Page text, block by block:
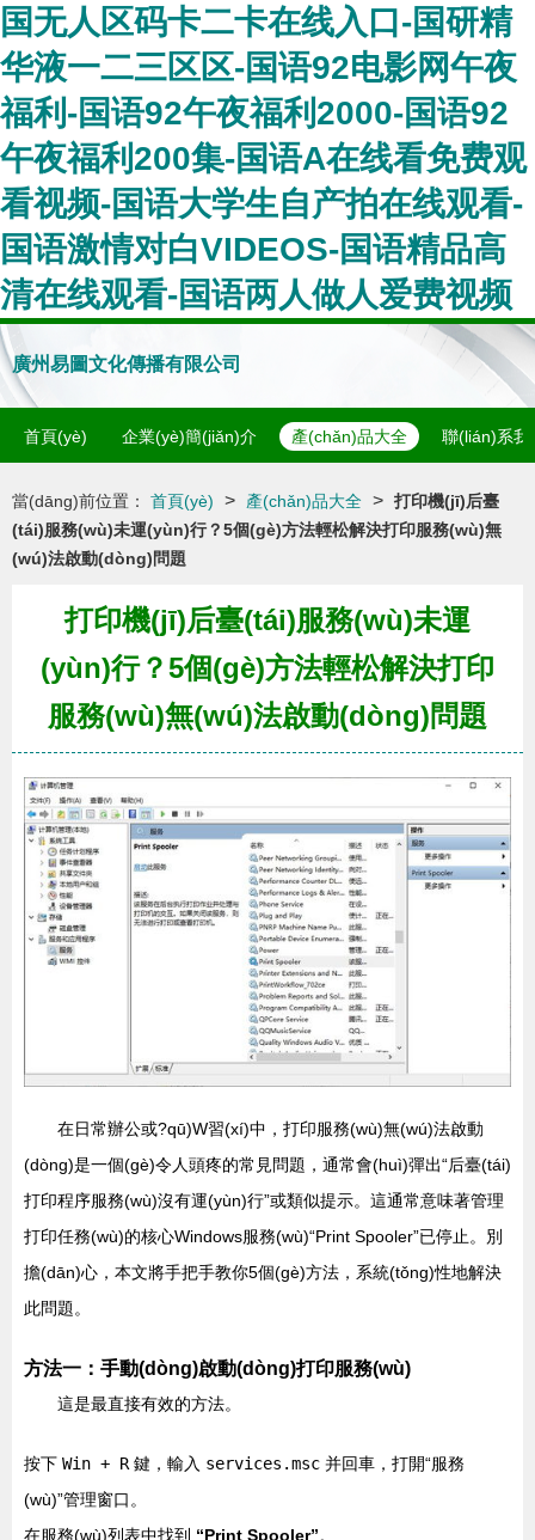
国无人区码卡二卡在线入口-国研精
华液一二三区区-国语92电影网午夜
福利-国语92午夜福利2000-国语92
午夜福利200集-国语A在线看免费观
看视频-国语大学生自产拍在线观看-
国语激情对白VIDEOS-国语精品高
清在线观看-国语两人做人爱费视频
廣州易圖文化傳播有限公司
首頁(yè) 企業(yè)簡(jiǎn)介 產(chǎn)品大全 聯(lián)系我
當(dāng)前位置： 首頁(yè) > 產(chǎn)品大全 > 打印機(jī)后臺
(tái)服務(wù)未運(yùn)行？5個(gè)方法輕松解決打印服務(wù)無
(wú)法啟動(dòng)問題
打印機(jī)后臺(tái)服務(wù)未運
(yùn)行？5個(gè)方法輕松解決打印
服務(wù)無(wú)法啟動(dòng)問題
在日常辦公或?qū)W習(xí)中，打印服務(wù)無(wú)法啟動
(dòng)是一個(gè)令人頭疼的常見問題，通常會(huì)彈出“后臺(tái)
打印程序服務(wù)沒有運(yùn)行”或類似提示。這通常意味著管理
打印任務(wù)的核心Windows服務(wù)“Print Spooler”已停止。別
擔(dān)心，本文將手把手教你5個(gè)方法，系統(tǒng)性地解決
此問題。
方法一：手動(dòng)啟動(dòng)打印服務(wù)
這是最直接有效的方法。
按下 Win + R 鍵，輸入 services.msc 并回車，打開“服務
(wù)”管理窗口。
在服務(wù)列表中找到 “Print Spooler”。